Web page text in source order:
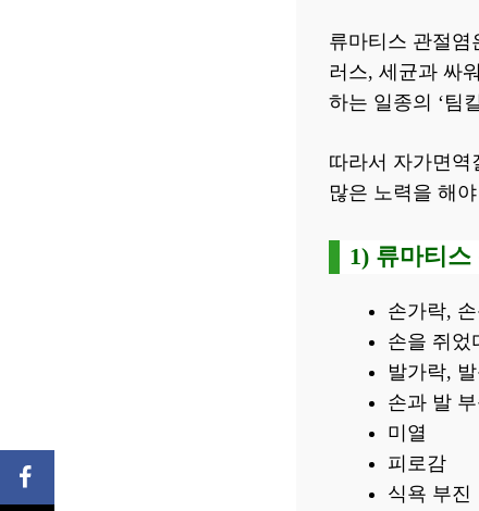
류마티스 관절염
러스, 세균과 싸
하는 일종의 ‘팀
따라서 자가면역
많은 노력을 해
1) 류마티
손가락,
손을 쥐었
발가락,
손과 발
미열
피로감
식욕 부진